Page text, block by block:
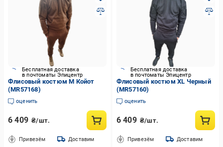
Бесплатная доставка
в почтоматы Эпицентр
Флисовый костюм M Койот
(MR57168)
оценить
6 409 ₴/шт.
Привезём Доставим
Бесплатная доставка
в почтоматы Эпицентр
Флисовый костюм XL Черный
(MR57160)
оценить
6 409 ₴/шт.
Привезём Доставим